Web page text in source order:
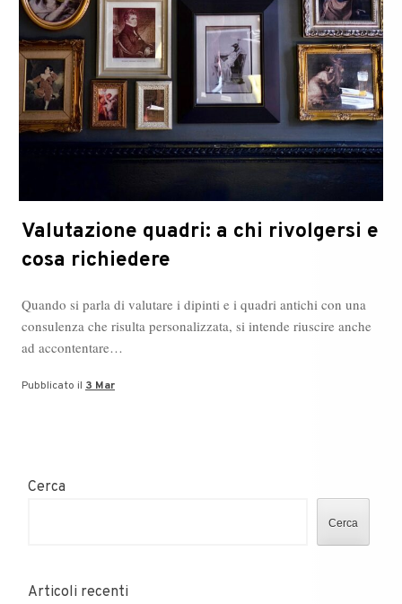
Valutazione quadri: a chi rivolgersi e
cosa richiedere
Quando si parla di valutare i dipinti e i quadri antichi con una
consulenza che risulta personalizzata, si intende riuscire anche
ad accontentare…
Pubblicato il 3 Mar
Cerca
Cerca
Articoli recenti